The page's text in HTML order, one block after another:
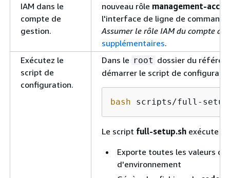
IAM dans le
compte de
gestion.
nouveau rôle management-
l'interface de ligne de commande
Assumer le rôle IAM du compte de
supplémentaires.
Exécutez le
script de
configuration.
Dans le root dossier du
démarrer le script de
bash scripts/full-
Le script full-setup.sh exécute
Exporte toutes les valeurs
d'environnement